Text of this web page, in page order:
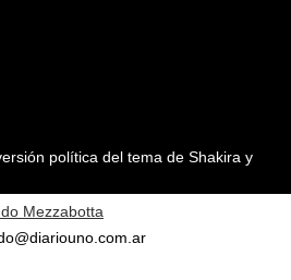
política del tema de Shakira y
Mezzabotta